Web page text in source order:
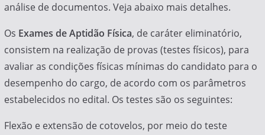
análise de documentos. Veja abaixo mais detalhes.
Os Exames de Aptidão Física, de caráter eliminatório,
consistem na realização de provas (testes físicos), para
avaliar as condições físicas mínimas do candidato para o
desempenho do cargo, de acordo com os parâmetros
estabelecidos no edital. Os testes são os seguintes:
Flexão e extensão de cotovelos, por meio do teste